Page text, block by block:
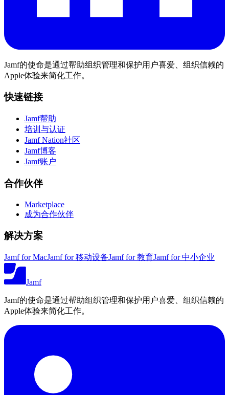
Jamf的使命是通过帮助组织管理和保护用户喜爱、组织信赖的
Apple体验来简化工作。
快速链接
Jamf帮助
培训与认证
Jamf Nation社区
Jamf博客
Jamf账户
合作伙伴
Marketplace
成为合作伙伴
解决方案
Jamf for MacJamf for 移动设备Jamf for 教育Jamf for 中小企业
Jamf
Jamf的使命是通过帮助组织管理和保护用户喜爱、组织信赖的
Apple体验来简化工作。